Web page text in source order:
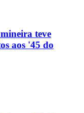
teve
aos '45 do